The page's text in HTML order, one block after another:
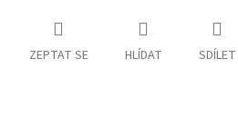
ZEPTAT SE HLÍDAT SDÍLET